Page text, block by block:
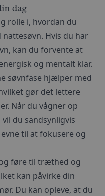
dag
rolle i, hvordan du
Hvis du har
kan du forvente at
og mentalt klar.
søvnfase hjælper med
gør det lettere
Når du vågner op
du sandsynligvis
til at fokusere og
føre til træthed og
kan påvirke din
Du kan opleve, at du